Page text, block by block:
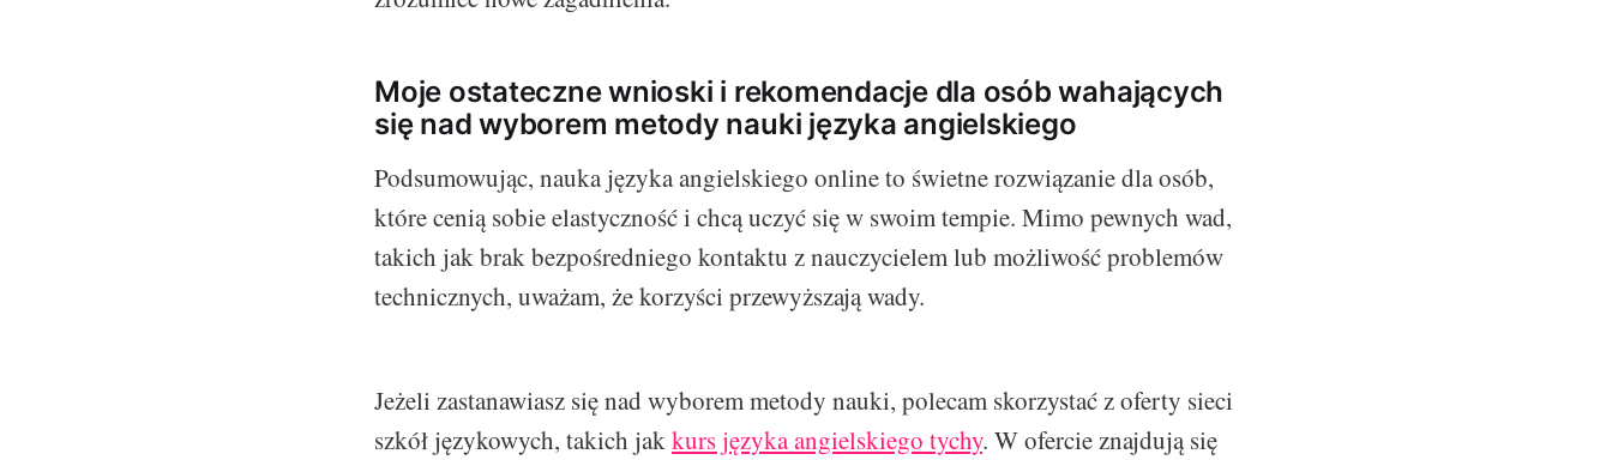
Moje ostateczne wnioski i rekomendacje dla osób wahających
się nad wyborem metody nauki języka angielskiego
Podsumowując, nauka języka angielskiego online to świetne rozwiązanie dla osób,
które cenią sobie elastyczność i chcą uczyć się w swoim tempie. Mimo pewnych wad,
takich jak brak bezpośredniego kontaktu z nauczycielem lub możliwość problemów
technicznych, uważam, że korzyści przewyższają wady.
Jeżeli zastanawiasz się nad wyborem metody nauki, polecam skorzystać z oferty sieci
szkół językowych, takich jak kurs języka angielskiego tychy. W ofercie znajdują się